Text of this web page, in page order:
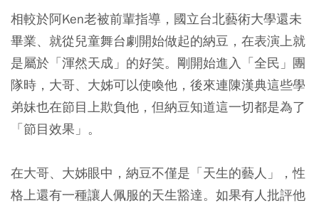
相較於阿Ken老被前輩指導，國立台北藝術大學還未
畢業、就從兒童舞台劇開始做起的納豆，在表演上就
是屬於「渾然天成」的好笑。剛開始進入「全民」團
隊時，大哥、大姊可以使喚他，後來連陳漢典這些學
弟妹也在節目上欺負他，但納豆知道這一切都是為了
「節目效果」。
在大哥、大姊眼中，納豆不僅是「天生的藝人」，性
格上還有一種讓人佩服的天生豁達。如果有人批評他